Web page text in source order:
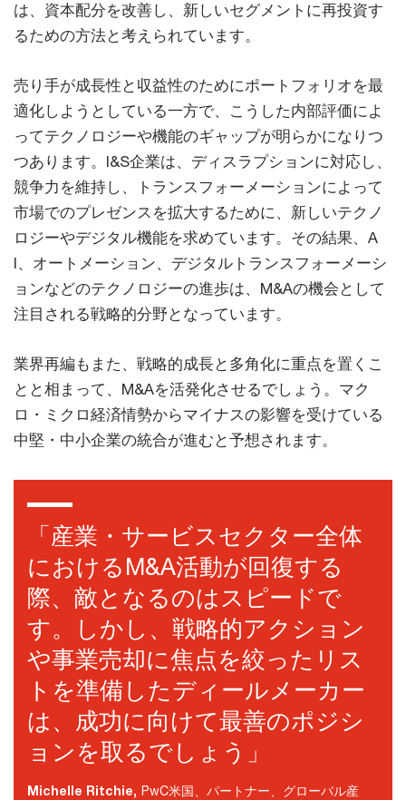
は、資本配分を改善し、新しいセグメントに再投資す
るための方法と考えられています。
売り手が成長性と収益性のためにポートフォリオを最
適化しようとしている一方で、こうした内部評価によ
ってテクノロジーや機能のギャップが明らかになりつ
つあります。I&S企業は、ディスラプションに対応し、
競争力を維持し、トランスフォーメーションによって
市場でのプレゼンスを拡大するために、新しいテクノ
ロジーやデジタル機能を求めています。その結果、A
I、オートメーション、デジタルトランスフォーメーシ
ョンなどのテクノロジーの進歩は、M&Aの機会として
注目される戦略的分野となっています。
業界再編もまた、戦略的成長と多角化に重点を置くこ
とと相まって、M&Aを活発化させるでしょう。マク
ロ・ミクロ経済情勢からマイナスの影響を受けている
中堅・中小企業の統合が進むと予想されます。
「産業・サービスセクター全体
におけるM&A活動が回復する
際、敵となるのはスピードで
す。しかし、戦略的アクション
や事業売却に焦点を絞ったリス
トを準備したディールメーカー
は、成功に向けて最善のポジシ
ョンを取るでしょう」
Michelle Ritchie, PwC米国、パートナー、グローバル産